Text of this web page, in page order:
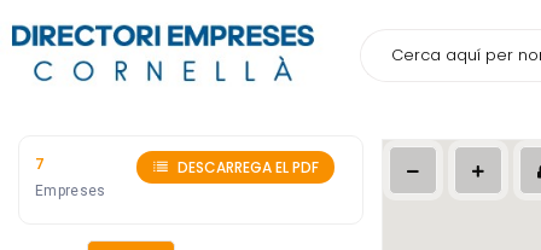
7
Empreses
DESCARREGA EL PDF